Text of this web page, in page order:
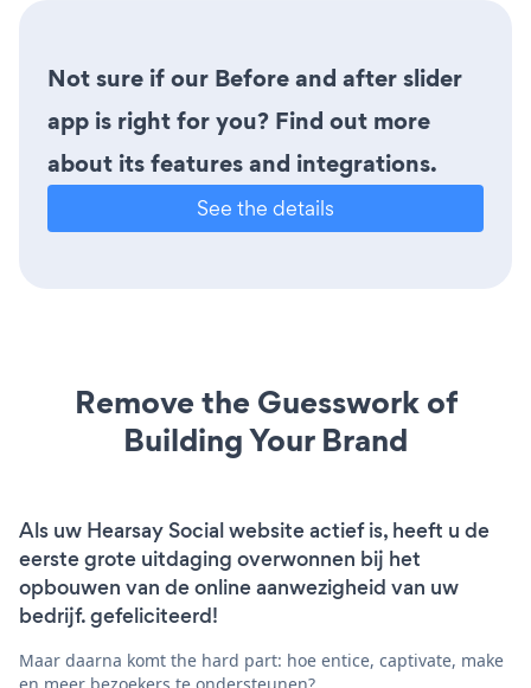
Not sure if our Before and after slider
app is right for you? Find out more
about its features and integrations.
See the details
Remove the Guesswork of
Building Your Brand
Als uw Hearsay Social website actief is, heeft u de
eerste grote uitdaging overwonnen bij het
opbouwen van de online aanwezigheid van uw
bedrijf. gefeliciteerd!
Maar daarna komt the hard part: hoe entice, captivate, make